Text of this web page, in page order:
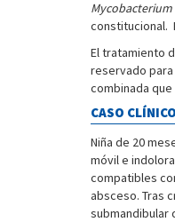
constitucional.
El tratamiento
reservado
combinada
CASO CLÍNICO
Niña de 20
móvil e
compatibles
absceso. Tras
submandibular